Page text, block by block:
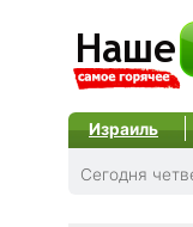
Израиль
Сегодня